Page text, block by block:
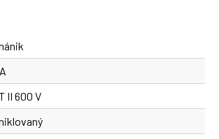
II 600 V